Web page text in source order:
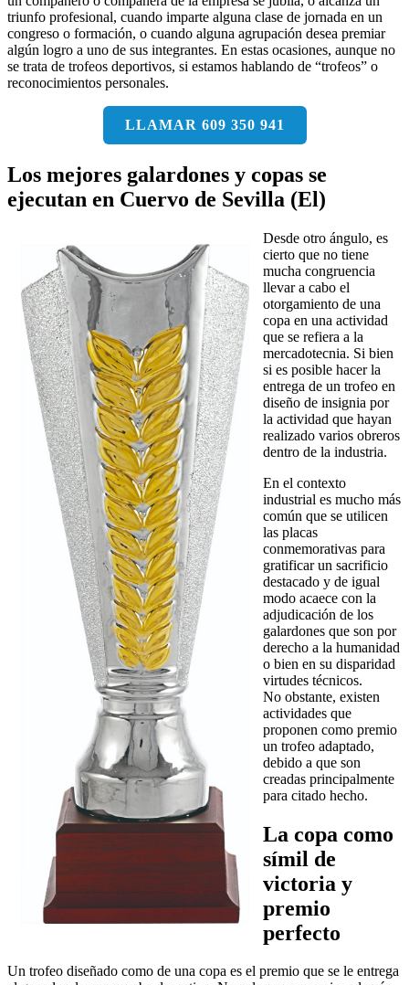
triunfo profesional, cuando imparte alguna clase de jornada en un
congreso o formación, o cuando alguna agrupación desea premiar
algún logro a uno de sus integrantes. En estas ocasiones, aunque no
se trata de trofeos deportivos, si estamos hablando de “trofeos” o
reconocimientos personales.
LLAMAR 609 350 941
Los mejores galardones y copas se
ejecutan en Cuervo de Sevilla (El)
Desde otro ángulo, es
cierto que no tiene
mucha congruencia
llevar a cabo el
otorgamiento de una
copa en una actividad
que se refiera a la
mercadotecnia. Si bien
si es posible hacer la
entrega de un trofeo en
diseño de insignia por
la actividad que hayan
realizado varios obreros
dentro de la industria.
En el contexto
industrial es mucho más
común que se utilicen
las placas
conmemorativas para
gratificar un sacrificio
destacado y de igual
modo acaece con la
adjudicación de los
galardones que son por
derecho a la humanidad
o bien en su disparidad
virtudes técnicos.
No obstante, existen
actividades que
proponen como premio
un trofeo adaptado,
debido a que son
creadas principalmente
para citado hecho.
La copa como
símil de
victoria y
premio
perfecto
Un trofeo diseñado como de una copa es el premio que se le entrega